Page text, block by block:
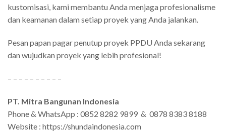
kustomisasi, kami membantu Anda menjaga profesionalisme
dan keamanan dalam setiap proyek yang Anda jalankan.
Pesan papan pagar penutup proyek PPDU Anda sekarang
dan wujudkan proyek yang lebih profesional!
– – – – – – – – – –
PT. Mitra Bangunan Indonesia
Phone & WhatsApp : 0852 8282 9899 & 0878 8383 8188
Website : https://shundaindonesia.com